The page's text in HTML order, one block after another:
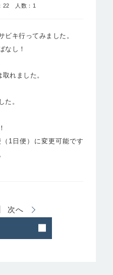
人数：1
ビキ行ってみました。
なし！
れました。
た。
1日便）に変更可能です
次へ